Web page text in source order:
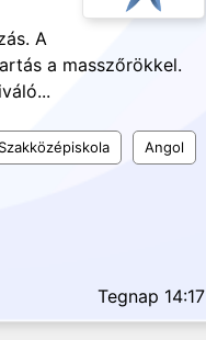
A
a masszőrökkel.
Szakközépiskola Angol
Tegnap 14:17